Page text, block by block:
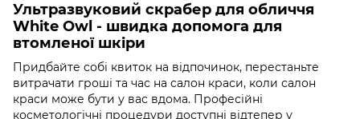
Ультразвуковий скрабер для обличчя
White Owl - швидка допомога для
втомленої шкіри
Придбайте собі квиток на відпочинок, перестаньте
витрачати гроші та час на салон краси, коли салон
краси може бути у вас вдома. Професійні
косметологічні процедури доступні відтепер у